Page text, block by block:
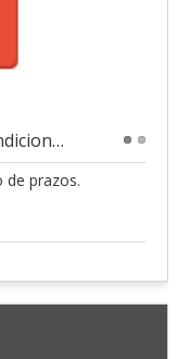
Projeto em instalação de ar condicionado
prazos.